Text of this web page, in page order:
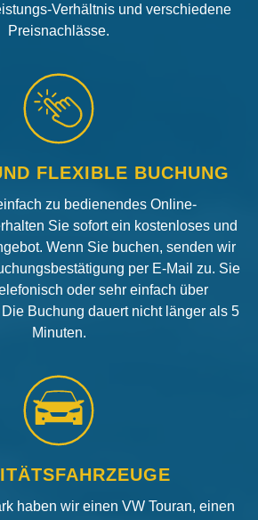
Verhältnis und verschiedene
Preisnachlässe.
FLEXIBLE BUCHUNG
zu bedienendes Online-
Sie sofort ein kostenloses und
Wenn Sie buchen, senden wir
per E-Mail zu. Sie
oder sehr einfach über
Buchung dauert nicht länger als 5
Minuten.
haben wir einen VW Touran, einen